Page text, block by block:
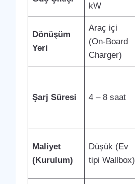
kW
Dönüşüm
Yeri
Araç içi
(On-Board
Charger)
Şarj Süresi 4 – 8 saat
Maliyet
(Kurulum)
Düşük (Ev
tipi Wallbox)